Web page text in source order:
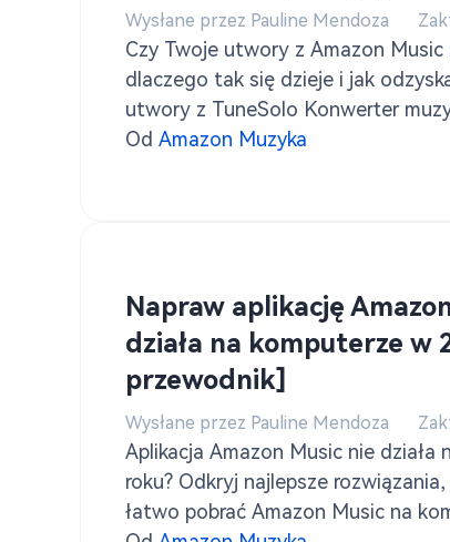
Wysłane przez Pauline Mendoza
Czy Twoje utwory z Amazon Music
dlaczego tak się dzieje i jak
utwory z TuneSolo Konwerter
Od Amazon Muzyka
Napraw aplikację
działa na komputerze w
przewodnik]
Wysłane przez Pauline Mendoza
Aplikacja Amazon Music nie działa
roku? Odkryj najlepsze
łatwo pobrać Amazon Music na